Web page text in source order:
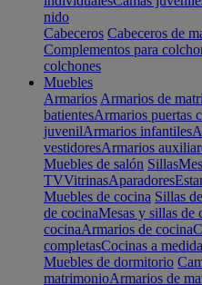
nido
Cabeceros Cabeceros de
Complementos para
colchones
Muebles
Armarios Armarios de
batientesArmarios puertas
juvenilArmarios infantiles
vestidoresArmarios
Muebles de salón Sillas
TVVitrinasAparadores
Muebles de cocina Sillas
de cocinaMesas y sillas de
cocinaArmarios de cocina
completasCocinas a medida
Muebles de dormitorio
matrimonioArmarios de